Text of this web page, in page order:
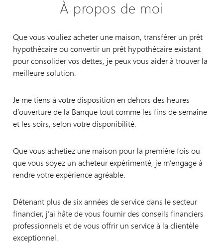
À propos de moi
Que vous vouliez acheter une maison, transférer un prêt
hypothécaire ou convertir un prêt hypothécaire existant
pour consolider vos dettes, je peux vous aider à trouver la
meilleure solution.
Je me tiens à votre disposition en dehors des heures
d’ouverture de la Banque tout comme les fins de semaine
et les soirs, selon votre disponibilité.
Que vous achetiez une maison pour la première fois ou
que vous soyez un acheteur expérimenté, je m’engage à
rendre votre expérience agréable.
Détenant plus de six années de service dans le secteur
financier, j’ai hâte de vous fournir des conseils financiers
professionnels et de vous offrir un service à la clientèle
exceptionnel.